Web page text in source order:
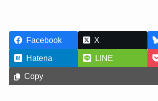
Facebook X
Hatena
LINE
Copy